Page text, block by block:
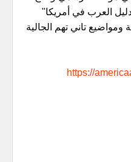
العرب في أمريكا"
تاني تهم الجالية
https://